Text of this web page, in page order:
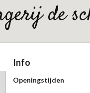
de
Info
Openingstijden